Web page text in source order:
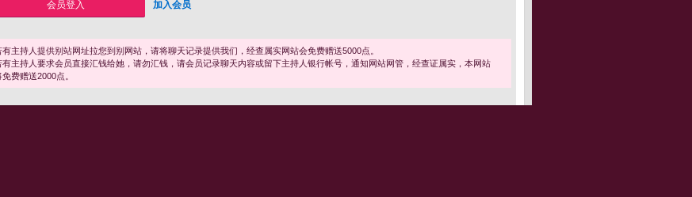
加入会员
有主持人提供别站网址拉您到别网站，请将聊天记录提供我们，经查属实网站会免费赠送5000点。
有主持人要求会员直接汇钱给她，请勿汇钱，请会员记录聊天内容或留下主持人银行帐号，通知网站网管，经查证属实，本网站
免费赠送2000点。